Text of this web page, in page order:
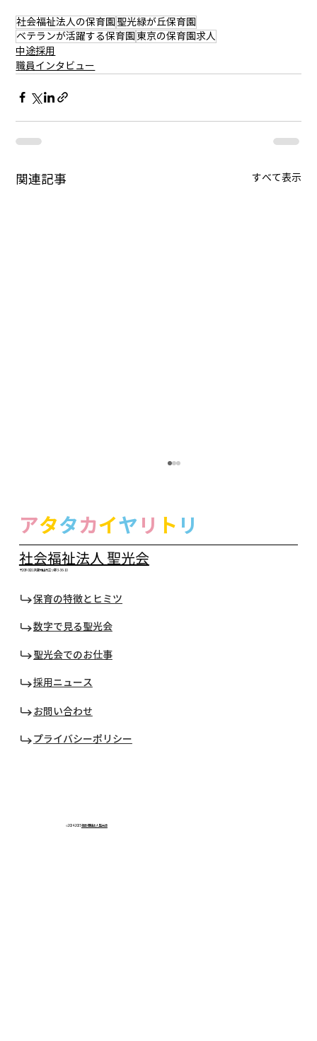
社会福祉法人の保育園 聖光緑が丘保育園
ベテランが活躍する保育園 東京の保育園求人
中途採用
職員インタビュー
関連記事 すべて表示
【正規職員・パート職員】保育士2名募集
～安心して働きやすい聖光緑が丘保育園
で、一緒に保育をしませんか？
アタタカイヤ リ ト リ
社会福祉法人 聖光会
〒208-0021 武蔵村山市三ツ藤 3-36-10
保育の特徴とヒミツ
数字で見る聖光会
聖光会でのお仕事
採用ニュース
お問い合わせ
プライバシーポリシー
©2024-2025社会福祉法人 聖光会